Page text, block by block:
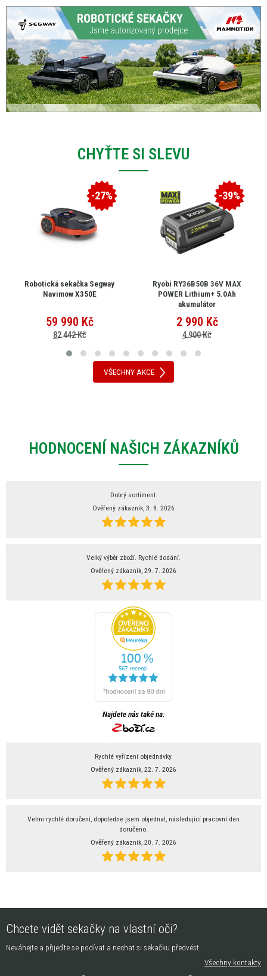
CHYŤTE SI SLEVU
-27%
Robotická sekačka Segway
Navimow X350E
59 990 Kč
82 442 Kč
-39%
Ryobi RY36B50B 36V MAX
POWER Lithium+ 5.0Ah
akumulátor
2 990 Kč
4 900 Kč
VŠECHNY AKCE
HODNOCENÍ NAŠICH ZÁKAZNÍKŮ
Dobrý sortiment.
Ověřený zákazník, 3. 8. 2026
Velký výběr zboží. Rychlé dodání.
Ověřený zákazník, 29. 7. 2026
Najdete nás také na:
Rychlé vyřízení objednávky.
Ověřený zákazník, 22. 7. 2026
Velmi rychlé doručení, dopoledne jsem objednal, následující pracovní den
doručeno.
Ověřený zákazník, 20. 7. 2026
Chcete vidět sekačky na vlastní oči?
Neváhejte a přijeďte se podívat a nechat si sekačku předvést.
Všechny kontakty